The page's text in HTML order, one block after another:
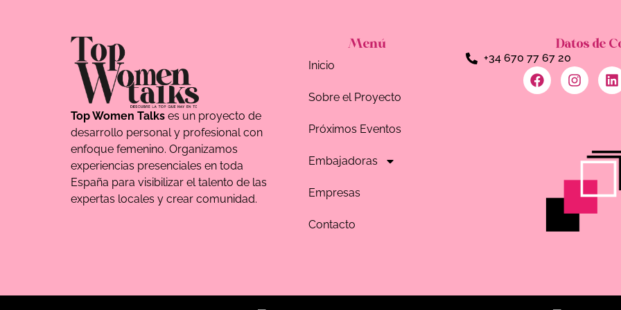
Top Women Talks es un proyecto de
desarrollo personal y profesional con
enfoque femenino. Organizamos
experiencias presenciales en toda
España para visibilizar el talento de las
expertas locales y crear comunidad.
Menú
Inicio
Sobre el Proyecto
Próximos Eventos
Embajadoras
Empresas
Contacto
Datos de
+34 670 77 67 20